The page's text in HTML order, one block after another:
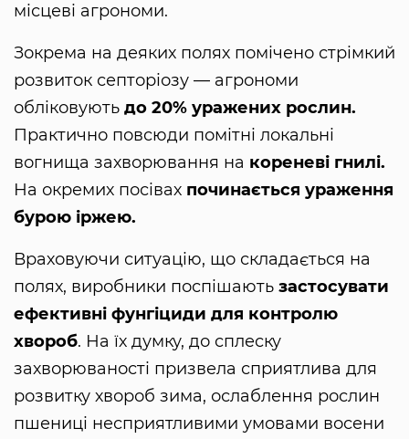
місцеві агрономи.
Зокрема на деяких полях помічено стрімкий
розвиток септоріозу — агрономи
обліковують до 20% уражених рослин.
Практично повсюди помітні локальні
вогнища захворювання на кореневі гнилі.
На окремих посівах починається ураження
бурою іржею.
Враховуючи ситуацію, що складається на
полях, виробники поспішають застосувати
ефективні фунгіциди для контролю
хвороб. На їх думку, до сплеску
захворюваності призвела сприятлива для
розвитку хвороб зима, ослаблення рослин
пшениці несприятливими умовами восени